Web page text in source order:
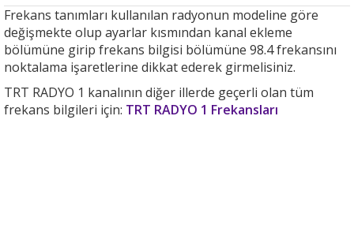
Frekans tanımları kullanılan radyonun modeline göre
değişmekte olup ayarlar kısmından kanal ekleme
bölümüne girip frekans bilgisi bölümüne 98.4 frekansını
noktalama işaretlerine dikkat ederek girmelisiniz.
TRT RADYO 1 kanalının diğer illerde geçerli olan tüm
frekans bilgileri için: TRT RADYO 1 Frekansları